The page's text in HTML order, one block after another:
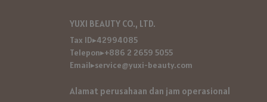
YUXI BEAUTY CO., LTD.
Tax ID▸42994085
Telepon▸+886 2 2659 5055
Email▸service@yuxi-beauty.com
Alamat perusahaan dan jam operasional